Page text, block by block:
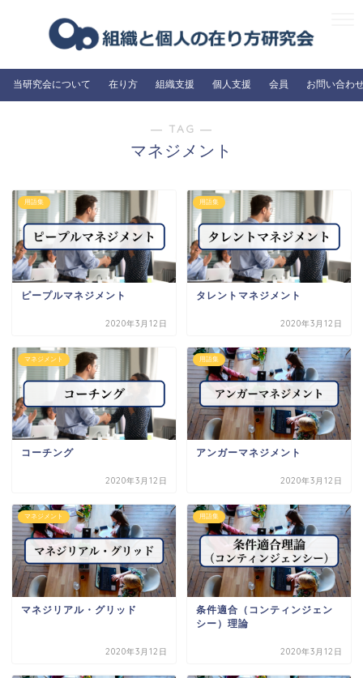
当研究会について 在り方 組織支援 個人支援 会員 お問い合わ
― TAG ―
マネジメント
用語集
ピープルマネジメント
2020年3月12日
用語集
タレントマネジメント
2020年3月12日
マネジメント
コーチング
2020年3月12日
用語集
アンガーマネジメント
2020年3月12日
マネジメント
マネジリアル・グリッド
2020年3月12日
用語集
条件適合（コンティンジェン
シー）理論
2020年3月12日